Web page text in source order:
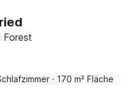
Forest
· 170 m² Fläche